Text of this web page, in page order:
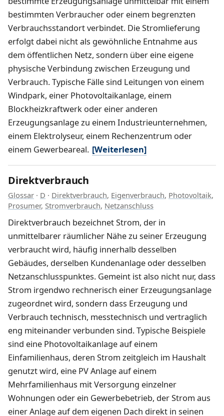
bestimmten Verbraucher oder einem begrenzten
Verbrauchsstandort verbindet. Die Stromlieferung
erfolgt dabei nicht als gewöhnliche Entnahme aus
dem öffentlichen Netz, sondern über eine eigene
physische Verbindung zwischen Erzeugung und
Verbrauch. Typische Fälle sind Leitungen von einem
Windpark, einer Photovoltaikanlage, einem
Blockheizkraftwerk oder einer anderen
Erzeugungsanlage zu einem Industrieunternehmen,
einem Elektrolyseur, einem Rechenzentrum oder
einem Gewerbeareal. [Weiterlesen]
Direktverbrauch
Glossar · D · Direktverbrauch, Eigenverbrauch, Photovoltaik,
Prosumer, Stromverbrauch, Netzanschluss
Direktverbrauch bezeichnet Strom, der in
unmittelbarer räumlicher Nähe zu seiner Erzeugung
verbraucht wird, häufig innerhalb desselben
Gebäudes, derselben Kundenanlage oder desselben
Netzanschlusspunktes. Gemeint ist also nicht nur, dass
Strom irgendwo rechnerisch einer Erzeugungsanlage
zugeordnet wird, sondern dass Erzeugung und
Verbrauch technisch, messtechnisch und vertraglich
eng miteinander verbunden sind. Typische Beispiele
sind eine Photovoltaikanlage auf einem
Einfamilienhaus, deren Strom zeitgleich im Haushalt
genutzt wird, eine PV Anlage auf einem
Mehrfamilienhaus mit Versorgung einzelner
Wohnungen oder ein Gewerbebetrieb, der Strom aus
einer Anlage auf dem eigenen Dach direkt in seinen